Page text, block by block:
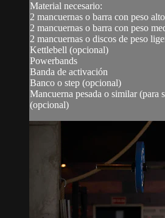
Material necesario:
2 mancuernas o barra con peso alto
2 mancuernas o barra con peso
2 mancuernas o discos de peso
Kettlebell (opcional)
Powerbands
Banda de activación
Banco o step (opcional)
Mancuerna pesada o similar (para
(opcional)